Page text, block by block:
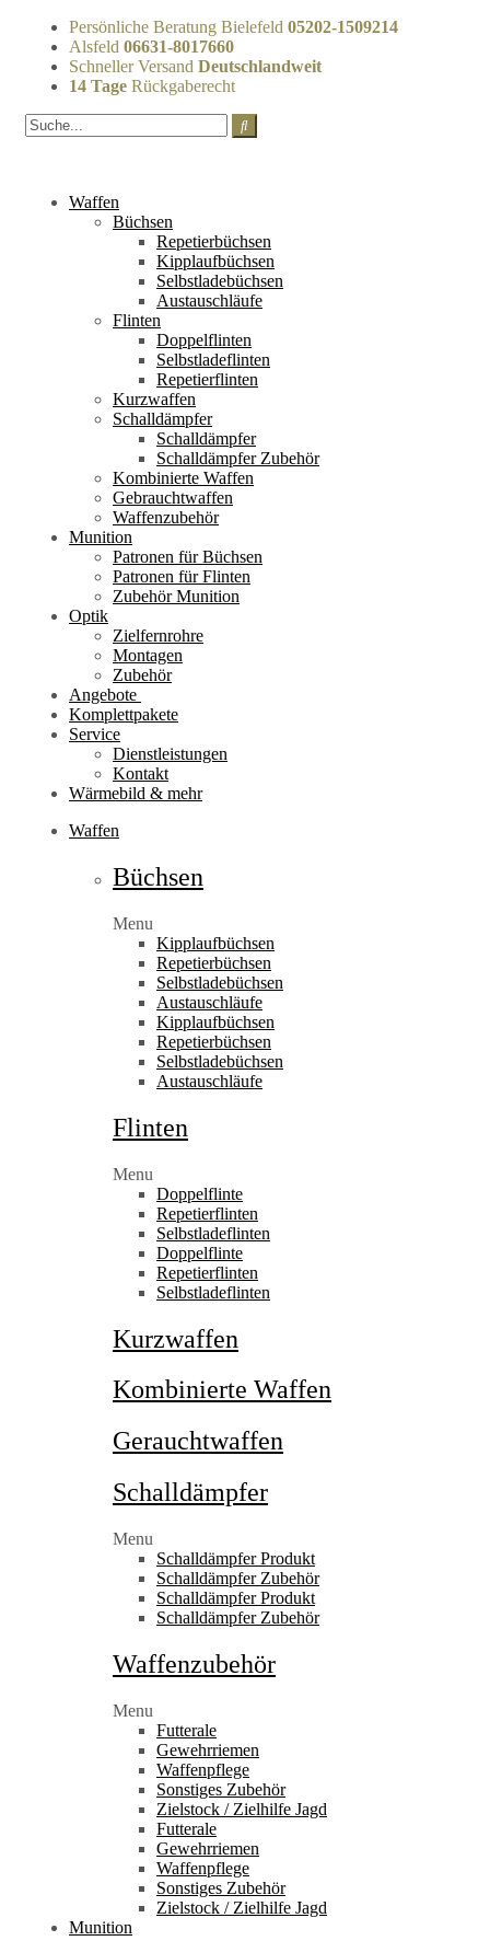
Persönliche Beratung Bielefeld 05202-1509214
Alsfeld 06631-8017660
Schneller Versand Deutschlandweit
14 Tage Rückgaberecht
Waffen
Büchsen
Repetierbüchsen
Kipplaufbüchsen
Selbstladebüchsen
Austauschläufe
Flinten
Doppelflinten
Selbstladeflinten
Repetierflinten
Kurzwaffen
Schalldämpfer
Schalldämpfer
Schalldämpfer Zubehör
Kombinierte Waffen
Gebrauchtwaffen
Waffenzubehör
Munition
Patronen für Büchsen
Patronen für Flinten
Zubehör Munition
Optik
Zielfernrohre
Montagen
Zubehör
Angebote
Komplettpakete
Service
Dienstleistungen
Kontakt
Wärmebild & mehr
Waffen
Büchsen
Menu
Kipplaufbüchsen
Repetierbüchsen
Selbstladebüchsen
Austauschläufe
Kipplaufbüchsen
Repetierbüchsen
Selbstladebüchsen
Austauschläufe
Flinten
Menu
Doppelflinte
Repetierflinten
Selbstladeflinten
Doppelflinte
Repetierflinten
Selbstladeflinten
Kurzwaffen
Kombinierte Waffen
Gerauchtwaffen
Schalldämpfer
Menu
Schalldämpfer Produkt
Schalldämpfer Zubehör
Schalldämpfer Produkt
Schalldämpfer Zubehör
Waffenzubehör
Menu
Futterale
Gewehrriemen
Waffenpflege
Sonstiges Zubehör
Zielstock / Zielhilfe Jagd
Futterale
Gewehrriemen
Waffenpflege
Sonstiges Zubehör
Zielstock / Zielhilfe Jagd
Munition